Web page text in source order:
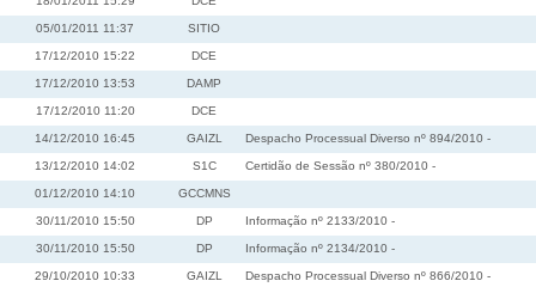
05/01/2011 11:37 SITIO
17/12/2010 15:22 DCE
17/12/2010 13:53 DAMP
17/12/2010 11:20 DCE
14/12/2010 16:45 GAIZL Despacho Processual Diverso nº 894/2010 -
13/12/2010 14:02 S1C Certidão de Sessão nº 380/2010 -
01/12/2010 14:10 GCCMNS
30/11/2010 15:50 DP Informação nº 2133/2010 -
30/11/2010 15:50 DP Informação nº 2134/2010 -
29/10/2010 10:33 GAIZL Despacho Processual Diverso nº 866/2010 -